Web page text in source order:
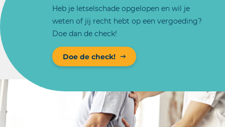
Heb je letselschade opgelopen en wil je
weten of jij recht hebt op een vergoeding?
Doe dan de check!
Doe de check!